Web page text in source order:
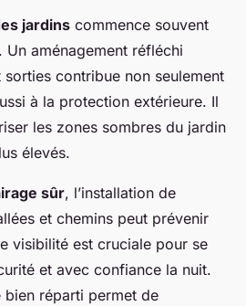
jardins commence souvent
aménagement réfléchi
contribue non seulement
à la protection extérieure. Il
les zones sombres du jardin
élevés.
sûr, l’installation de
et chemins peut prévenir
visibilité est cruciale pour se
et avec confiance la nuit.
bien réparti permet de